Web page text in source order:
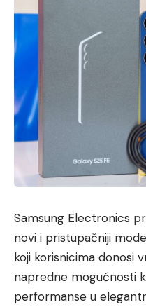
Samsung Electronics
novi i pristupačniji
koji korisnicima donosi
napredne mogućnosti
performanse u